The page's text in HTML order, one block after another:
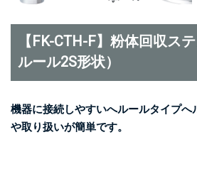
【FK-CTH-F】粉体回収ス
ルール2S形状）
機器に接続しやすいへルールタイプへ
や取り扱いが簡単です。